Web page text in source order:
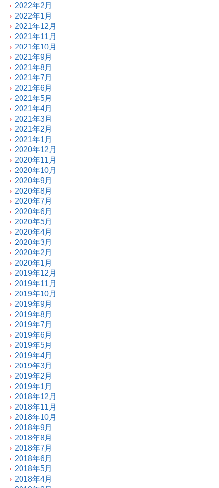
2022年2月
2022年1月
2021年12月
2021年11月
2021年10月
2021年9月
2021年8月
2021年7月
2021年6月
2021年5月
2021年4月
2021年3月
2021年2月
2021年1月
2020年12月
2020年11月
2020年10月
2020年9月
2020年8月
2020年7月
2020年6月
2020年5月
2020年4月
2020年3月
2020年2月
2020年1月
2019年12月
2019年11月
2019年10月
2019年9月
2019年8月
2019年7月
2019年6月
2019年5月
2019年4月
2019年3月
2019年2月
2019年1月
2018年12月
2018年11月
2018年10月
2018年9月
2018年8月
2018年7月
2018年6月
2018年5月
2018年4月